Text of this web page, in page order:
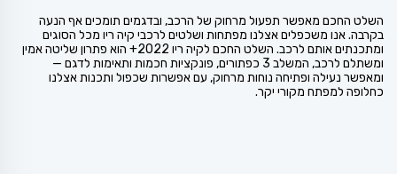
השלט החכם מאפשר תפעול מרחוק של הרכב, ובדגמים תומכים אף הנעה
בקרבה. אנו משכפלים אצלנו מפתחות ושלטים לרכבי קיה ריו מכל הסוגים
ומתכנתים אותם לרכב. השלט החכם לקיה ריו 2022+ הוא פתרון שליטה אמין
ומשתלם לרכב, המשלב 3 כפתורים, פונקציות חכמות ותאימות לדגם —
ומאפשר נעילה ופתיחה נוחות מרחוק, עם אפשרות שכפול ותכנות אצלנו
כחלופה למפתח מקורי יקר.